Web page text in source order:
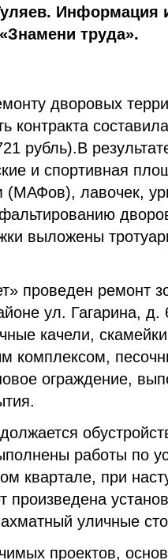
Информация
труда».
дворовых
контракта
рубль).В
и спортивная
(МАФов), лавочек,
выложены
проведен ремонт
ул. Гагарина, д.
качели,
комплексом,
ограждение,
работы по
квартале, при
произведена
уличные
проектов,